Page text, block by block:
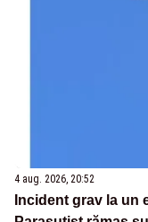
4 aug. 2026, 20:52
Incident grav la un